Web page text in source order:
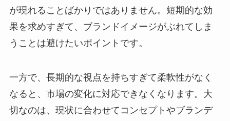
が現れることばかりではありません。短期的な効
果を求めすぎて、ブランドイメージがぶれてしま
うことは避けたいポイントです。
一方で、長期的な視点を持ちすぎて柔軟性がなく
なると、市場の変化に対応できなくなります。大
切なのは、現状に合わせてコンセプトやブランデ